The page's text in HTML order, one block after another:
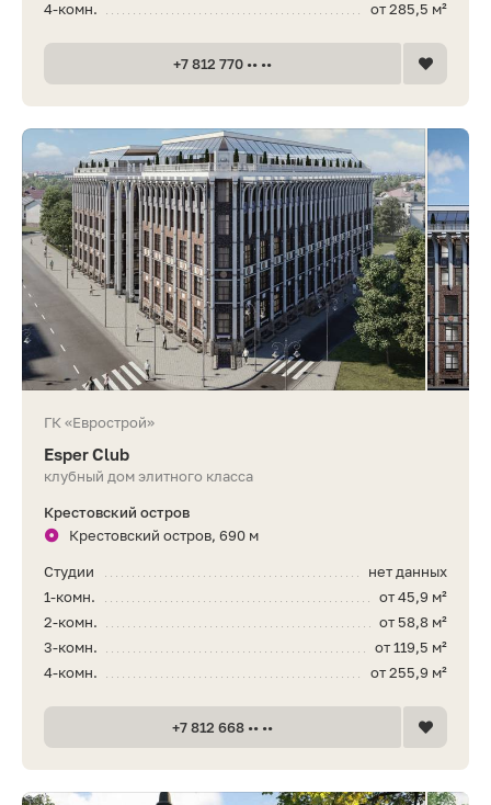
от 285,5 м²
4-комн.
+7 812 770 •• ••
ГК «Еврострой»
Esper Club
клубный дом элитного класса
Крестовский остров
Крестовский остров, 690 м
нет данных
Студии
от 45,9 м²
1-комн.
от 58,8 м²
2-комн.
от 119,5 м²
3-комн.
от 255,9 м²
4-комн.
+7 812 668 •• ••